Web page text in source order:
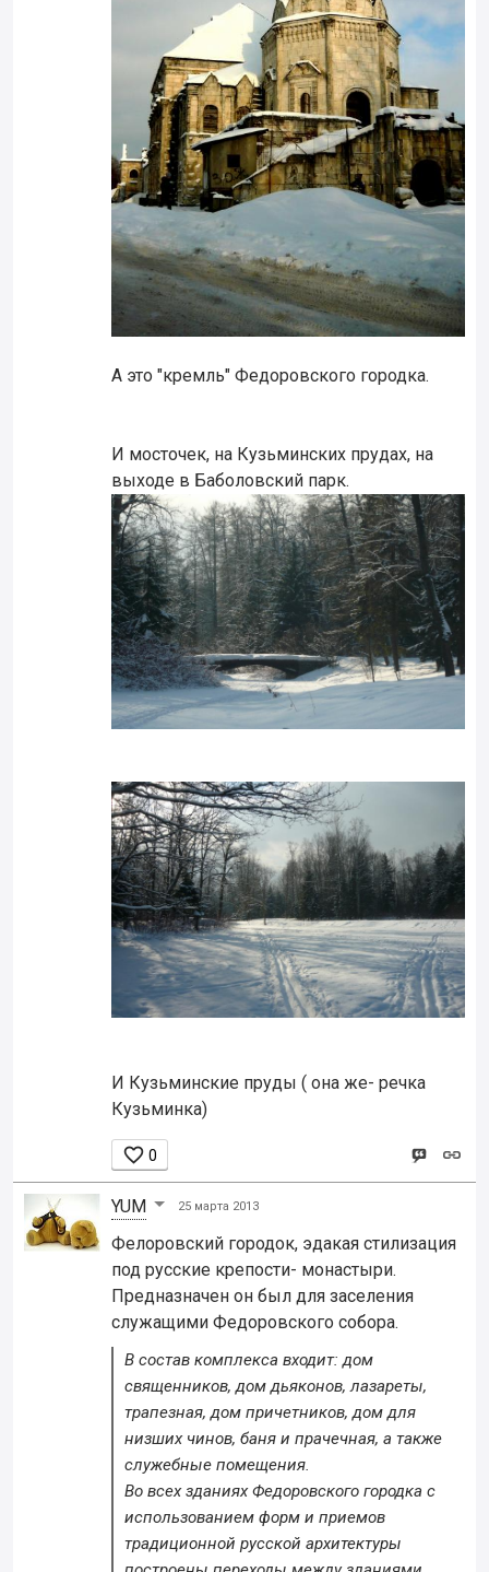
А это "кремль" Федоровского городка.
И мосточек, на Кузьминских прудах, на
выходе в Баболовский парк.
И Кузьминские пруды ( она же- речка
Кузьминка)
 0
YUM 25 марта 2013
Фелоровский городок, эдакая стилизация
под русские крепости- монастыри.
Предназначен он был для заселения
служащими Федоровского собора.
В состав комплекса входит: дом
священников, дом дьяконов, лазареты,
трапезная, дом причетников, дом для
низших чинов, баня и прачечная, а также
служебные помещения.
Во всех зданиях Федоровского городка с
использованием форм и приемов
традиционной русской архитектуры